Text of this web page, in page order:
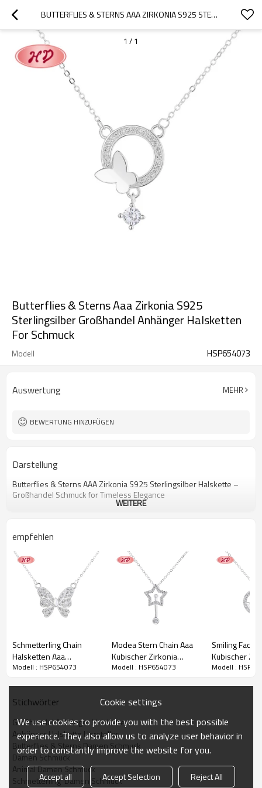
BUTTERFLIES & STERNS AAA ZIRKONIA S925 STERLINGSILBER GROSSHANDEL ANHÄNGER HALSKETTEN FOR SCHMUCK
1 / 1
Butterflies & Sterns Aaa Zirkonia S925
Sterlingsilber Großhandel Anhänger Halsketten
For Schmuck
Modell HSP654073
Auswertung MEHR
BEWERTUNG HINZUFÜGEN
Darstellung
Butterflies & Sterns AAA Zirkonia S925 Sterlingsilber Halskette –
Großhandel Schmuck for Timeless Elegance
WEITERE
empfehlen
Schmetterling Chain
Halsketten Aaa
Kubischer Zirkonia
Modell : HSP654073
Modea Stern Chain Aaa
Kubischer Zirkonia
Halsketten Hersteller
Modell : HSP654073
Smiling Face
Kubischer
Halskette
Modell :
Stichwörter
Großhandel Anhänger Halsketten
Anhänger Halskette Hersteller
Butterflies & Sterns Damen Schmuck
Damen Schmuck
Animal Damen Schmuck
Schmetterling  Damen Schmuck
Cookie settings
We use cookies to provide you with the best possible
experience. They also allow us to analyze user behavior in
order to constantly improve the website for you.
Accept all Accept Selection Reject All